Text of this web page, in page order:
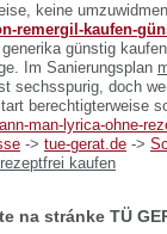
keine
remergil-kaufen-
günstig
Im Sanierungsplan
sechsspurig, doch
berechtigterweise
man-lyrica-ohne-
-> tue-gerat.de ->
kaufen
na stránke TÜ